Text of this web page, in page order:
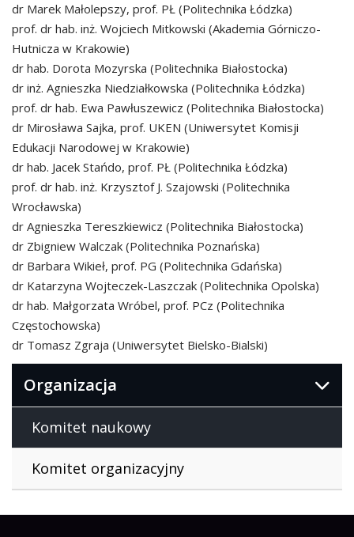
dr Marek Małolepszy, prof. PŁ (Politechnika Łódzka)
prof. dr hab. inż. Wojciech Mitkowski (Akademia Górniczo-
Hutnicza w Krakowie)
dr hab. Dorota Mozyrska (Politechnika Białostocka)
dr inż. Agnieszka Niedziałkowska (Politechnika Łódzka)
prof. dr hab. Ewa Pawłuszewicz (Politechnika Białostocka)
dr Mirosława Sajka, prof. UKEN (Uniwersytet Komisji
Edukacji Narodowej w Krakowie)
dr hab. Jacek Stańdo, prof. PŁ (Politechnika Łódzka)
prof. dr hab. inż. Krzysztof J. Szajowski (Politechnika
Wrocławska)
dr Agnieszka Tereszkiewicz (Politechnika Białostocka)
dr Zbigniew Walczak (Politechnika Poznańska)
dr Barbara Wikieł, prof. PG (Politechnika Gdańska)
dr Katarzyna Wojteczek-Laszczak (Politechnika Opolska)
dr hab. Małgorzata Wróbel, prof. PCz (Politechnika
Częstochowska)
dr Tomasz Zgraja (Uniwersytet Bielsko-Bialski)
Organizacja
Komitet naukowy
Komitet organizacyjny